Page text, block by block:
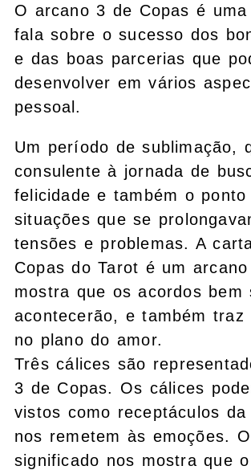
O arcano 3 de Copas é
fala sobre o sucesso dos
e das boas parcerias que
desenvolver em vários
pessoal.
Um período de sublimação,
consulente à jornada de
felicidade e também o
situações que se
tensões e problemas. A
Copas do Tarot é um
mostra que os acordos bem
acontecerão, e também traz
no plano do amor.
Três cálices são
3 de Copas. Os cálices
vistos como receptáculos da
nos remetem às emoções.
significado nos mostra que